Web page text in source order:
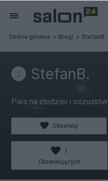
Strona główna Blogi StefanB.
StefanB.
Pies na złodziei i oszustów
Obserwuj
1
Obserwujących